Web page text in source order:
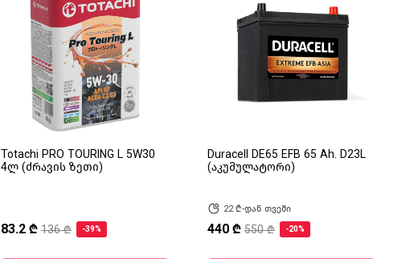
Totachi PRO TOURING L 5W30
4ლ (ძრავის ზეთი)
83.2 ₾ 136 ₾ -39%
Duracell DE65 EFB 65 Ah. D23L
(აკუმულატორი)
22 ₾-დან თვეში
440 ₾ 550 ₾ -20%